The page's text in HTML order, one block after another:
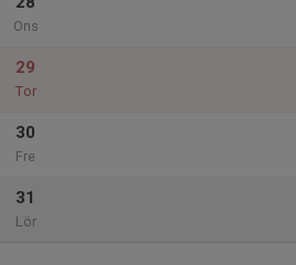
Ons
29
Tor
30
Fre
31
Lör